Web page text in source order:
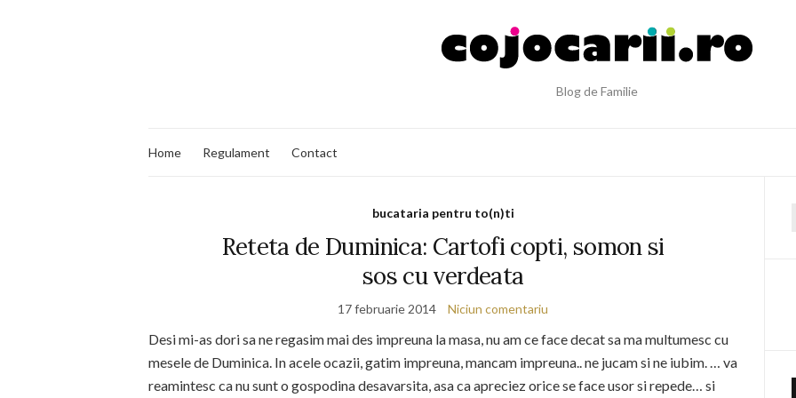
Blog de Familie
Home Regulament Contact
bucataria pentru to(n)ti
Reteta de Duminica: Cartofi copti, somon si
sos cu verdeata
17 februarie 2014 Niciun comentariu
Desi mi-as dori sa ne regasim mai des impreuna la masa, nu am ce face decat sa ma multumesc cu
mesele de Duminica. In acele ocazii, gatim impreuna, mancam impreuna.. ne jucam si ne iubim. … va
reamintesc ca nu sunt o gospodina desavarsita, asa ca apreciez orice se face usor si repede… si